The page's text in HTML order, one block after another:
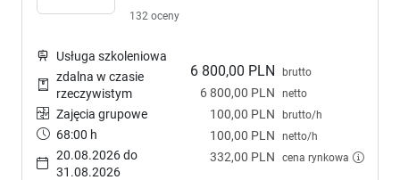
132 oceny
6 800,00 PLN brutto
6 800,00 PLN netto
100,00 PLN brutto/h
100,00 PLN netto/h
332,00 PLN cena rynkowa
Usługa szkoleniowa
zdalna w czasie
rzeczywistym
Zajęcia grupowe
68:00 h
20.08.2026 do
31.08.2026